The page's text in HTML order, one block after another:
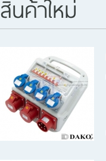
สินค้าใหม่